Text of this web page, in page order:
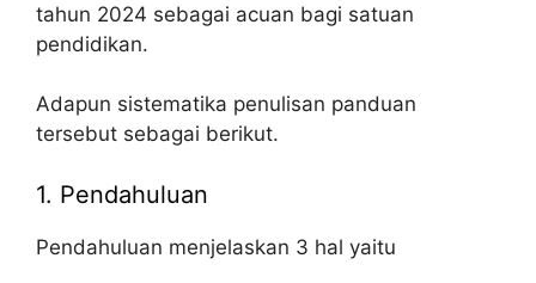
tahun 2024 sebagai acuan bagi satuan
pendidikan.
Adapun sistematika penulisan panduan
tersebut sebagai berikut.
1. Pendahuluan
Pendahuluan menjelaskan 3 hal yaitu